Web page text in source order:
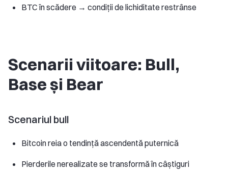
BTC în scădere → condiții de lichiditate restrânse
Scenarii viitoare: Bull,
Base și Bear
Scenariul bull
Bitcoin reia o tendință ascendentă puternică
Pierderile nerealizate se transformă în câștiguri